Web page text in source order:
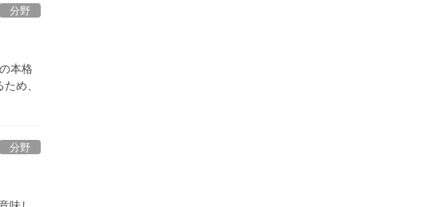
分野
本格
め、
分野